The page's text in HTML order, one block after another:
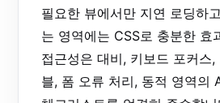
필요한 뷰에서만 지연 로딩하
는 영역에는 CSS로 충분한 효
접근성은 대비, 키보드 포커스,
블, 폼 오류 처리, 동적 영역의